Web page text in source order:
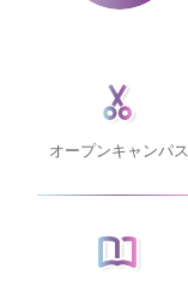
オープンキャンパス